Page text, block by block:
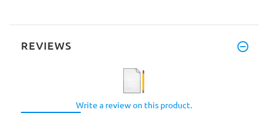
REVIEWS
Write a review on this product.